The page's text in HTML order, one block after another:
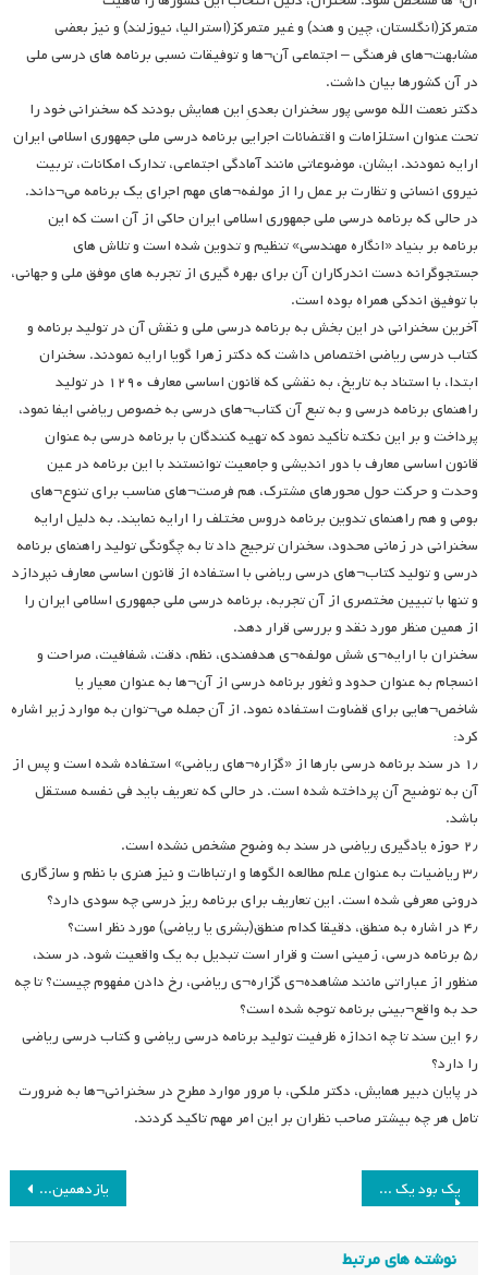
متمرکز(انگلستان، چین و هند) و غیر متمرکز(استرالیا، نیوزلند) و نیز بعضی
مشابهت¬های فرهنگی – اجتماعی آن¬ها و توفیقات نسبی برنامه های درسی ملی
در آن کشورها بیان داشت.
دکتر نعمت الله موسی پور سخنران بعدیِ این همایش بودند که سخنرانی خود را
تحت عنوان استلزامات و اقتضائات اجرایی برنامه درسی ملی جمهوری اسلامی ایران
ارایه نمودند. ایشان، موضوعاتی مانند آمادگی اجتماعی، تدارک امکانات، تربیت
نیروی انسانی و تظارت بر عمل را از مولفه¬های مهم اجرای یک برنامه می¬داند.
در حالی که برنامه درسی ملی جمهوری اسلامی ایران حاکی از آن است که این
برنامه بر بنیاد «انگاره مهندسی» تنظیم و تدوین شده است و تلاش های
جستجوگرانه دست اندرکاران آن برای بهره گیری از تجربه های موفق ملی و جهانی،
با توفیق اندکی همراه بوده است.
آخرین سخنرانی در این بخش به برنامه درسی ملی و نقش آن در تولید برنامه و
کتاب درسی ریاضی اختصاص داشت که دکتر زهرا گویا ارایه نمودند. سخنران
ابتدا، با استناد به تاریخ، به نقشی که قانون اساسی معارف ۱۲۹۰ در تولید
راهنمای برنامه درسی و به تبع آن کتاب¬های درسی به خصوص ریاضی ایفا نمود،
پرداخت و بر این نکته تأکید نمود که تهیه کنندگان با برنامه درسی به عنوان
قانون اساسی معارف با دور اندیشی و جامعیت توانستند با این برنامه در عین
وحدت و حرکت حول محورهای مشترک، هم فرصت¬های مناسب برای تنوع¬های
بومی و هم راهنمای تدوین برنامه دروس مختلف را ارایه نمایند. به دلیل ارایه
سخنرانی در زمانی محدود، سخنران ترجیج داد تا به چگونگی تولید راهنمای برنامه
درسی و تولید کتاب¬های درسی ریاضی با استفاده از قانون اساسی معارف نپردازد
و تنها با تبیین مختصری از آن تجربه، برنامه درسی ملی جمهوری اسلامی ایران را
از همین منظر مورد نقد و بررسی قرار دهد.
سخنران با ارایه¬ی شش مولفه¬ی هدفمندی، نظم، دقت، شفافیت، صراحت و
انسجام به عنوان حدود و ثغور برنامه درسی از آن¬ها به عنوان معیار یا
شاخص¬هایی برای قضاوت استفاده نمود. از آن جمله می¬توان به موارد زیر اشاره
کرد:
۱٫ در سند برنامه درسی بارها از «گزاره¬های ریاضی» استفاده شده است و پس از
آن به توضیح آن پرداخته شده است. در حالی که تعریف باید فی نفسه مستقل
باشد.
۲٫ حوزه یادگیری ریاضی در سند به وضوح مشخص نشده است.
۳٫ ریاضیات به عنوان علم مطالعه الگوها و ارتباطات و نیز هنری با نظم و سازگاری
درونی معرفی شده است. این تعاریف برای برنامه ریز درسی چه سودی دارد؟
۴٫ در اشاره به منطق، دقیقا کدام منطق(بشری یا ریاضی) مورد نظر است؟
۵٫ برنامه درسی، زمینی است و قرار است تبدیل به یک واقعیت شود. در سند،
منظور از عباراتی مانند مشاهده¬ی گزاره¬ی ریاضی، رخ دادن مفهوم چیست؟ تا چه
حد به واقع¬بینی برنامه توجه شده است؟
۶٫ این سند تا چه اندازه ظرفیت تولید برنامه درسی ریاضی و کتاب درسی ریاضی
را دارد؟
در پایان دبیر همایش، دکتر ملکی، با مرور موارد مطرح در سخنرانی¬ها به ضرورت
تامل هر چه بیشتر صاحب نظران بر این امر مهم تاکید کردند.
راهبری
نوشته
یازدهمین کنفرانس در پانزدهمین سال یک بود یک نبود
نوشته های مرتبط